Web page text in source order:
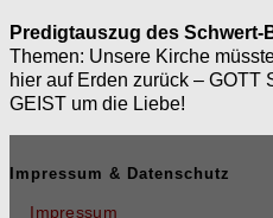
Predig­tauszug des Schw­ert-
The­men: Unsere Kirche
hier auf Erden zurück – GOTT
GEIST um die Liebe!
Impressum & Datenschutz
Impressum